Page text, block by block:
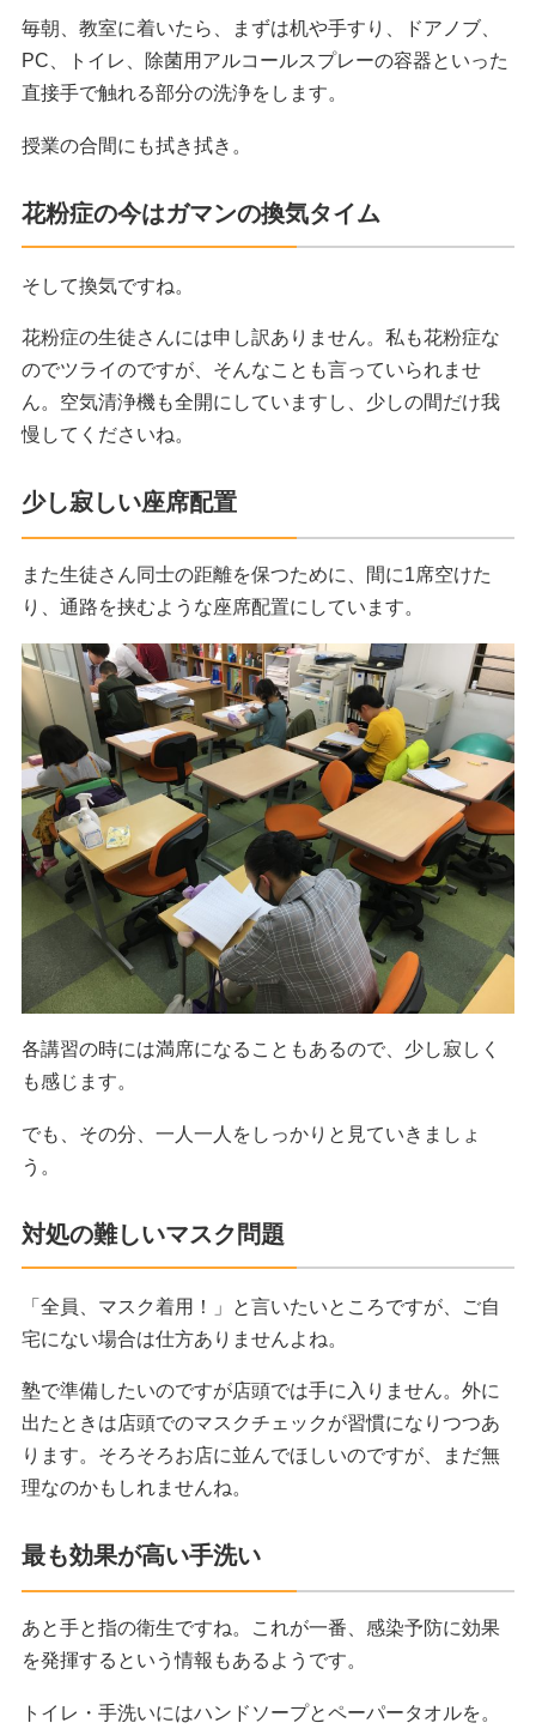
毎朝、教室に着いたら、まずは机や手すり、ドアノブ、
PC、トイレ、除菌用アルコールスプレーの容器といった
直接手で触れる部分の洗浄をします。
授業の合間にも拭き拭き。
花粉症の今はガマンの換気タイム
そして換気ですね。
花粉症の生徒さんには申し訳ありません。私も花粉症な
のでツライのですが、そんなことも言っていられませ
ん。空気清浄機も全開にしていますし、少しの間だけ我
慢してくださいね。
少し寂しい座席配置
また生徒さん同士の距離を保つために、間に1席空けた
り、通路を挟むような座席配置にしています。
各講習の時には満席になることもあるので、少し寂しく
も感じます。
でも、その分、一人一人をしっかりと見ていきましょ
う。
対処の難しいマスク問題
「全員、マスク着用！」と言いたいところですが、ご自
宅にない場合は仕方ありませんよね。
塾で準備したいのですが店頭では手に入りません。外に
出たときは店頭でのマスクチェックが習慣になりつつあ
ります。そろそろお店に並んでほしいのですが、まだ無
理なのかもしれませんね。
最も効果が高い手洗い
あと手と指の衛生ですね。これが一番、感染予防に効果
を発揮するという情報もあるようです。
トイレ・手洗いにはハンドソープとペーパータオルを。